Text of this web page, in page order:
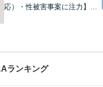
応）・性被害事案に注力】
ランキング